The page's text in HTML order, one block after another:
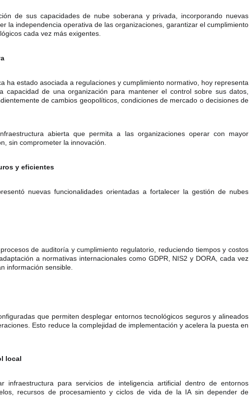
de sus capacidades de nube soberana y privada, incorporando nuevas
la independencia operativa de las organizaciones, garantizar el cumplimiento
cada vez más exigentes.
ha estado asociada a regulaciones y cumplimiento normativo, hoy representa
de una organización para mantener el control sobre sus datos,
de cambios geopolíticos, condiciones de mercado o decisiones de
abierta que permita a las organizaciones operar con mayor
sin comprometer la innovación.
y eficientes
nuevas funcionalidades orientadas a fortalecer la gestión de nubes
de auditoría y cumplimiento regulatorio, reduciendo tiempos y costos
a normativas internacionales como GDPR, NIS2 y DORA, cada vez
información sensible.
que permiten desplegar entornos tecnológicos seguros y alineados
Esto reduce la complejidad de implementación y acelera la puesta en
local
infraestructura para servicios de inteligencia artificial dentro de entornos
recursos de procesamiento y ciclos de vida de la IA sin depender de